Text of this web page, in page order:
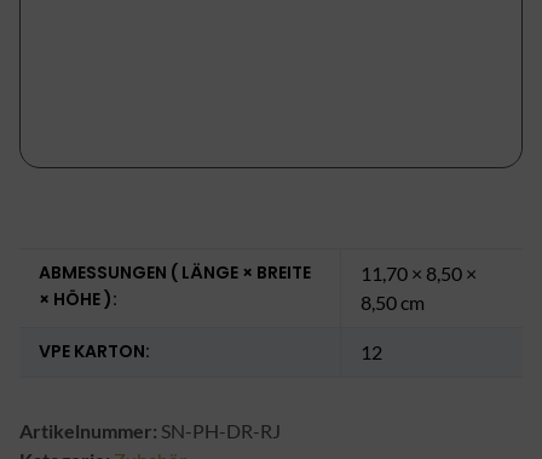
ABMESSUNGEN ( LÄNGE × BREITE
× HÖHE ):
11,70 × 8,50 ×
8,50 cm
VPE KARTON: 12
Artikelnummer: SN-PH-DR-RJ